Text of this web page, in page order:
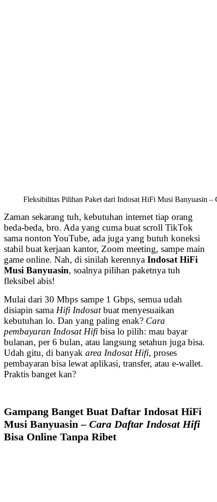
Fleksibilitas Pilihan Paket dari Indosat HiFi Musi Banyuasin
Zaman sekarang tuh, kebutuhan internet tiap orang
beda-beda, bro. Ada yang cuma buat scroll TikTok
sama nonton YouTube, ada juga yang butuh koneksi
stabil buat kerjaan kantor, Zoom meeting, sampe main
game online. Nah, di sinilah kerennya Indosat HiFi
Musi Banyuasin, soalnya pilihan paketnya tuh
fleksibel abis!
Mulai dari 30 Mbps sampe 1 Gbps, semua udah
disiapin sama Hifi Indosatbuat menyesuaikan
kebutuhan lo. Dan yang paling enak? Cara
pembayaran Indosat Hifi bisa lo pilih: mau bayar
bulanan, per 6 bulan, atau langsung setahun juga bisa.
Udah gitu, di banyak area Indosat Hifi, proses
pembayaran bisa lewat aplikasi, transfer, atau e-wallet.
Praktis banget kan?
Gampang Banget Buat Daftar Indosat HiFi
Musi Banyuasin – Cara Daftar Indosat Hifi
Bisa Online Tanpa Ribet